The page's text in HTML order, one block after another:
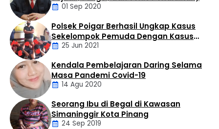
Artikel
01 Sep 2020
Daerah
Polsek Poigar Berhasil Ungkap Kasus
Sekelompok Pemuda Dengan Kasus
Pencabulan
25 Jun 2021
Artikel
Kendala Pembelajaran Daring Selama
Masa Pandemi Covid-19
14 Agu 2020
Seorang Ibu di Begal di Kawasan
Simaninggir Kota Pinang
24 Sep 2019